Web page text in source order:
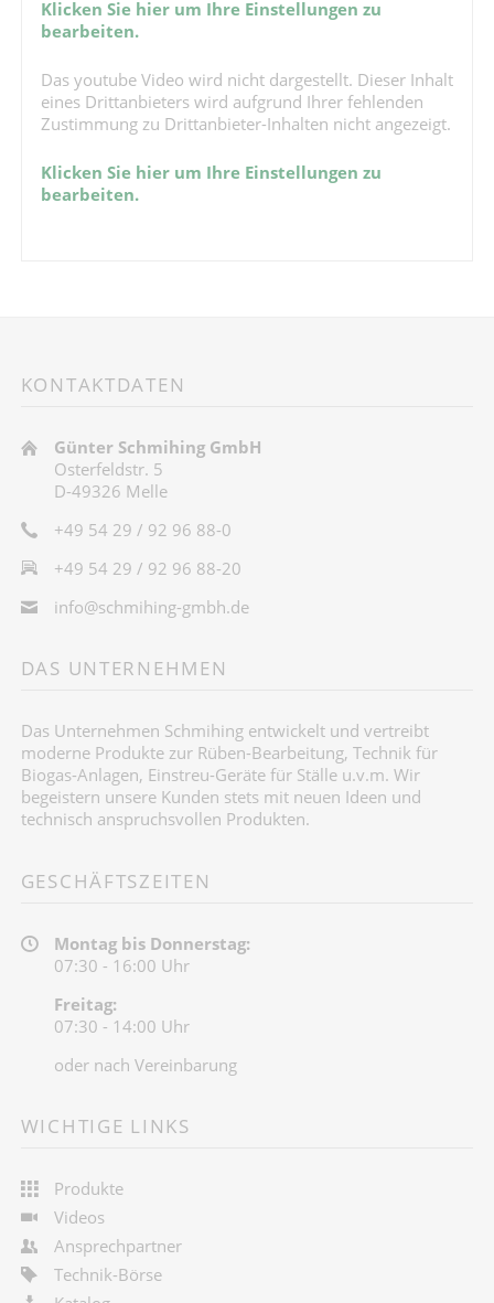
Klicken Sie hier um Ihre Einstellungen zu
bearbeiten.
Das youtube Video wird nicht dargestellt. Dieser Inhalt
eines Drittanbieters wird aufgrund Ihrer fehlenden
Zustimmung zu Drittanbieter-Inhalten nicht angezeigt.
Klicken Sie hier um Ihre Einstellungen zu
bearbeiten.
KONTAKTDATEN
Günter Schmihing GmbH
Osterfeldstr. 5
D-49326 Melle
+49 54 29 / 92 96 88-0
+49 54 29 / 92 96 88-20
info@schmihing-gmbh.de
DAS UNTERNEHMEN
Das Unternehmen Schmihing entwickelt und vertreibt
moderne Produkte zur Rüben-Bearbeitung, Technik für
Biogas-Anlagen, Einstreu-Geräte für Ställe u.v.m. Wir
begeistern unsere Kunden stets mit neuen Ideen und
technisch anspruchsvollen Produkten.
GESCHÄFTSZEITEN
Montag bis Donnerstag:
07:30 - 16:00 Uhr
Freitag:
07:30 - 14:00 Uhr
oder nach Vereinbarung
WICHTIGE LINKS
Produkte
Videos
Ansprechpartner
Technik-Börse